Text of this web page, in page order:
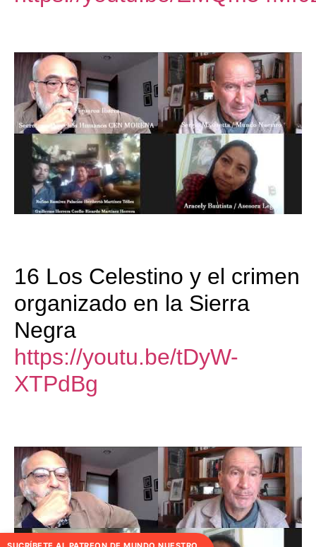
16 Los Celestino y el crimen
organizado en la Sierra
Negra
https://youtu.be/tDyW-
XTPdBg